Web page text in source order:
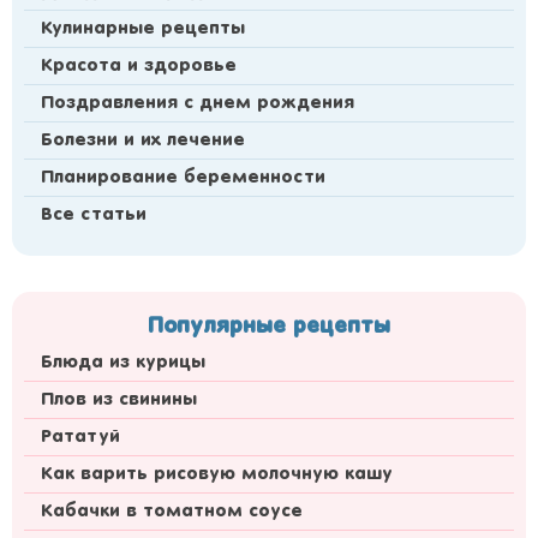
Кулинарные рецепты
Красота и здоровье
Поздравления с днем рождения
Болезни и их лечение
Планирование беременности
Все статьи
Популярные рецепты
Блюда из курицы
Плов из свинины
Рататуй
Как варить рисовую молочную кашу
Кабачки в томатном соусе